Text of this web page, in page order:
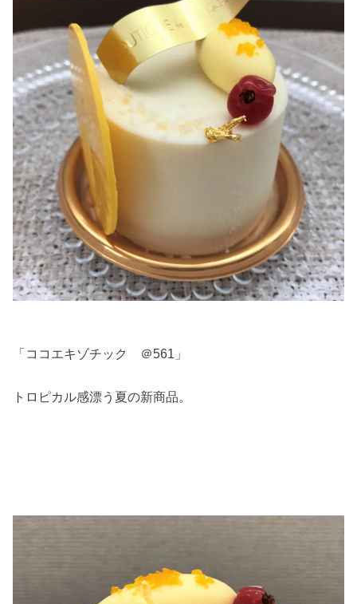
「ココエキゾチック ＠561」
トロピカル感漂う夏の新商品。